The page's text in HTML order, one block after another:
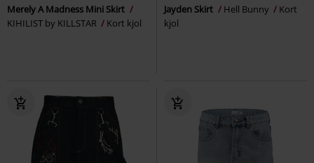
Merely A Madness Mini Skirt
KIHILIST by KILLSTAR
Kort kjol
Jayden Skirt Hell Bunny
Kort
kjol